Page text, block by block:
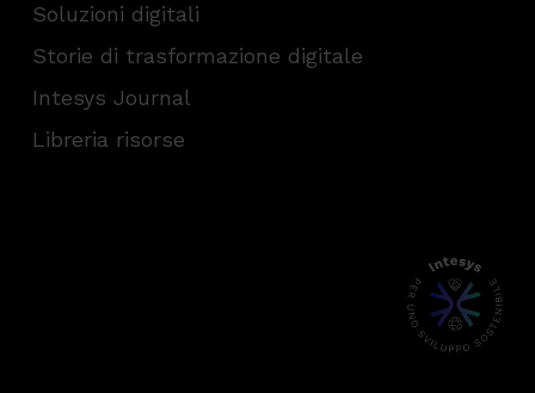
Soluzioni digitali
Storie di trasformazione digitale
Intesys Journal
Libreria risorse